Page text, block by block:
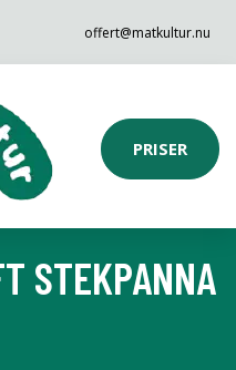
offert@matkultur.nu
PRISER
STEKPANNA